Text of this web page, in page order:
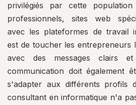
privilégiés par cette
professionnels, sites web
avec les plateformes de travail
est de toucher les entrepreneurs
avec des messages clairs et
communication doit également
s'adapter aux différents profils
consultant en informatique n'a